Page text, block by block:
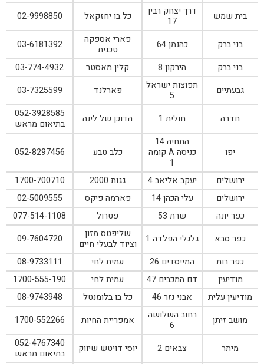
בית שמש
דרך יצחק רבין
17
כל בו יחזקאל 02-9998850
בני ברק כהנמן 64
פארי אספקה
טכנית
03-6181392
בני ברק
הירקון 8 קלין מאסטר
03-774-4932
גבעתיים
תפוצות ישראל
5
פארלנד 03-7325599
חדרה חולית 1 הדוכן של לינה
052-3928585
בתיאום מראש
יפו
התחיה 14
כניסה A קומה
1
כלב טבע 052-8297456
ירושלים יעקב אליאב 4 גגות 2000
1700-700710
ירושלים
עלי הכהן 14 פארמה פיקס
02-5009555
כפר יונה
שרת 53 פטרול
077-514-1108
כפר סבא
גלגלי הפלדה 1
שליפטס מזון
וציוד לבעלי חיים
09-7604720
כפר רות
המייסדים 26 עמית לחי
08-9733111
מודיעין
דם המכבים 47 עמית לחי
1700-555-190
מודיעין עלית
אבני נזר 46 כל בו בלומנטל
08-9743948
מושב זיתן
רחוב השלושה
6
אמפריית החיות 1700-552266
מיתר צבאים 2 יוסי דויטש שיווק
052-4767340
בתיאום מראש